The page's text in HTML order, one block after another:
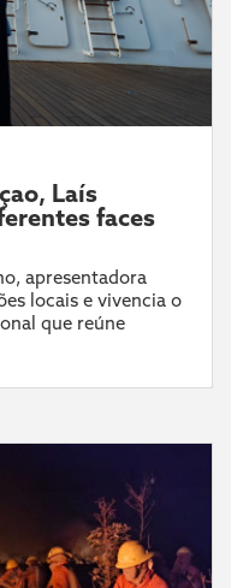
Laís
faces
apresentadora
locais e vivencia o
que reúne